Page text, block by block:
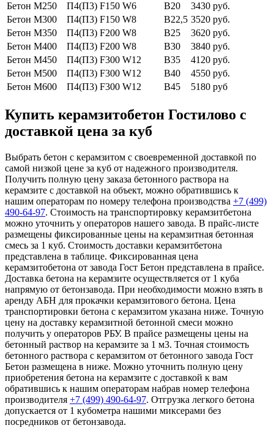
Бетон М250
П4(П3) F150 W6 В20
3430 руб.
Бетон М300
П4(П3) F150 W8 В22,5 3520 руб.
Бетон М350
П4(П3) F200 W8 В25
3620 руб.
Бетон М400
П4(П3) F200 W8 В30
3840 руб.
Бетон М450
П4(П3) F300 W12 В35
4120 руб.
Бетон М500
П4(П3) F300 W12 В40
4550 руб.
Бетон М600
П4(П3) F300 W12 В45 5180 руб
Купить керамзитобетон Гостилово с
доставкой цена за куб
Выбрать бетон с керамзитом с своевременной доставкой по
самой низкой цене за куб от надежного производителя.
Получить полную цену заказа бетонного раствора на
керамзите с доставкой на объект, можно обратившись к
нашим операторам по номеру телефона производства +7 (499)
490-64-97. Стоимость на транспортировку керамзитбетона
можно уточнить у операторов нашего завода. В прайс-листе
размещены фиксированные цены на керамзитная бетонная
смесь за 1 куб. Стоимость доставки керамзитбетона
представлена в таблице. Фиксированная цена
керамзитобетона от завода Гост Бетон представлена в прайсе.
Доставка бетона на керамзите осуществляется от 1 куба
напрямую от бетонзавода. При необходимости можно взять в
аренду АБН для прокачки керамзитового бетона. Цена
транспортировки бетона с керамзитом указана ниже. Точную
цену на доставку керамзитной бетонной смеси можно
получить у операторов РБУ. В прайсе размещены цены на
бетонный раствор на керамзите за 1 м3. Точная стоимость
бетонного раствора с керамзитом от бетонного завода Гост
Бетон размещена в ниже. Можно уточнить полную цену
приобретения бетона на керамзите с доставкой к вам
обратившись к нашим операторам набрав номер телефона
производителя +7 (499) 490-64-97. Отгрузка легкого бетона
допускается от 1 кубометра нашими миксерами без
посредников от бетонзавода.